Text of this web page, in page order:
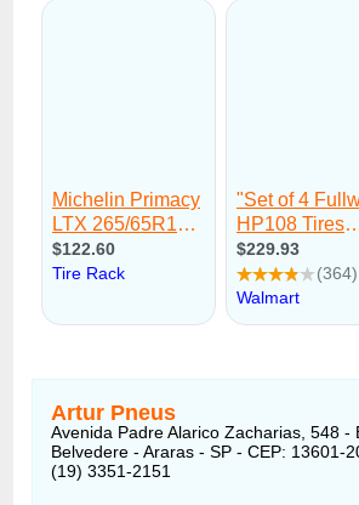
Artur Pneus
Avenida Padre Alarico Zacharias, 548 -
Belvedere - Araras - SP - CEP: 13601-
(19) 3351-2151